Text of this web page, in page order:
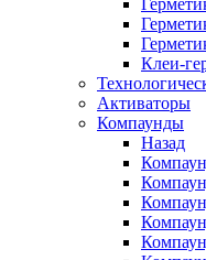
Клеи-
Активаторы
Компаунды
Назад